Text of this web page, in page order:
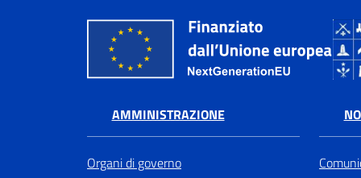
AMMINISTRAZIONE
Organi di governo